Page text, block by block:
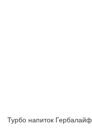
Турбо напиток Гербалайф